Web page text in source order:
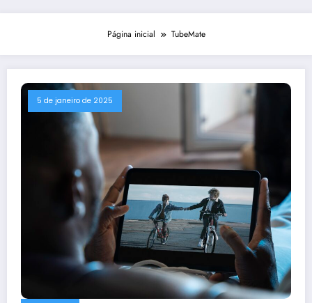
Página inicial TubeMate
5 de janeiro de 2025